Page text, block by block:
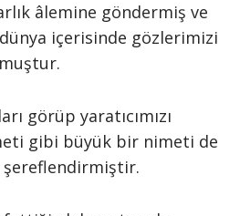
âlemine göndermiş ve
içerisinde gözlerimizi
görüp yaratıcımızı
gibi büyük bir nimeti de